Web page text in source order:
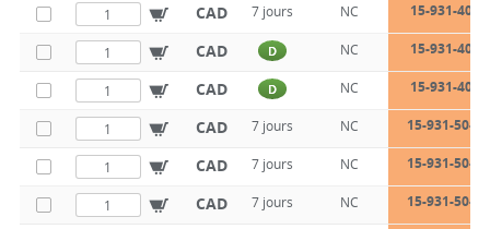
CAD 7 jours NC 15-931-40-
CAD D NC 15-931-40-
CAD D NC 15-931-40-
CAD 7 jours NC 15-931-50-
CAD 7 jours NC 15-931-50-
CAD 7 jours NC 15-931-50-